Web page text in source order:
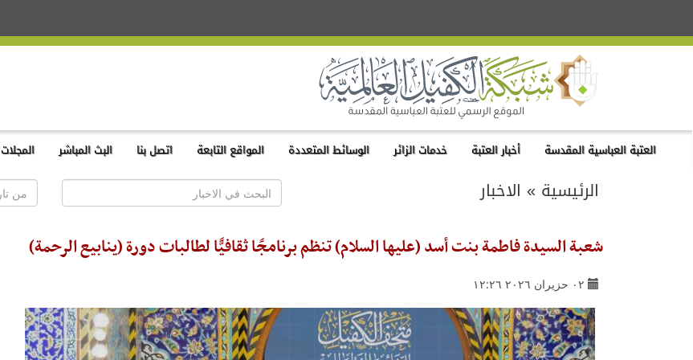
العتبة العباسية المقدسة أخبار العتبة خدمات الزائر الوسائط المتعددة المواقع التابعة اتصل بنا البث المباشر المجلات
الرئيسية » الاخبار
شعبة السيدة فاطمة بنت أسد (عليها السلام) تنظم برنامجًا ثقافيًّا لطالبات دورة (ينابيع الرحمة)
٠٢ حزيران ٢٠٢٦ ١٢:٢٦